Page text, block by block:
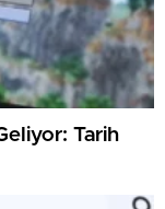
Tarih